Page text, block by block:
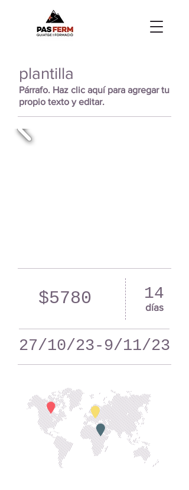
plantilla
Párrafo. Haz clic aquí para agregar tu
propio texto y editar.
$5780 14
días
27/10/23-9/11/23